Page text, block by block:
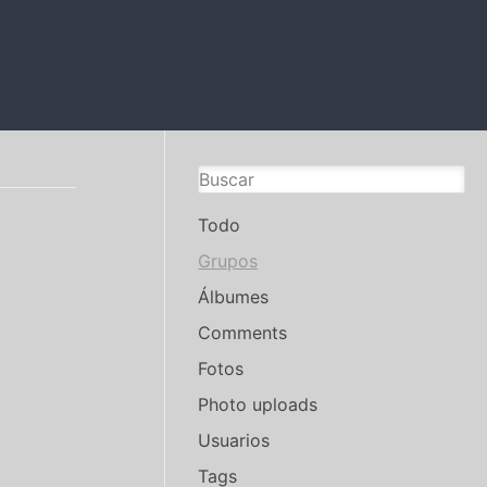
Todo
Grupos
Álbumes
Comments
Fotos
Photo uploads
Usuarios
Tags